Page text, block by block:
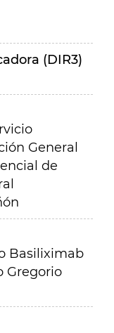
(DIR3)
General
de
Basiliximab
Gregorio